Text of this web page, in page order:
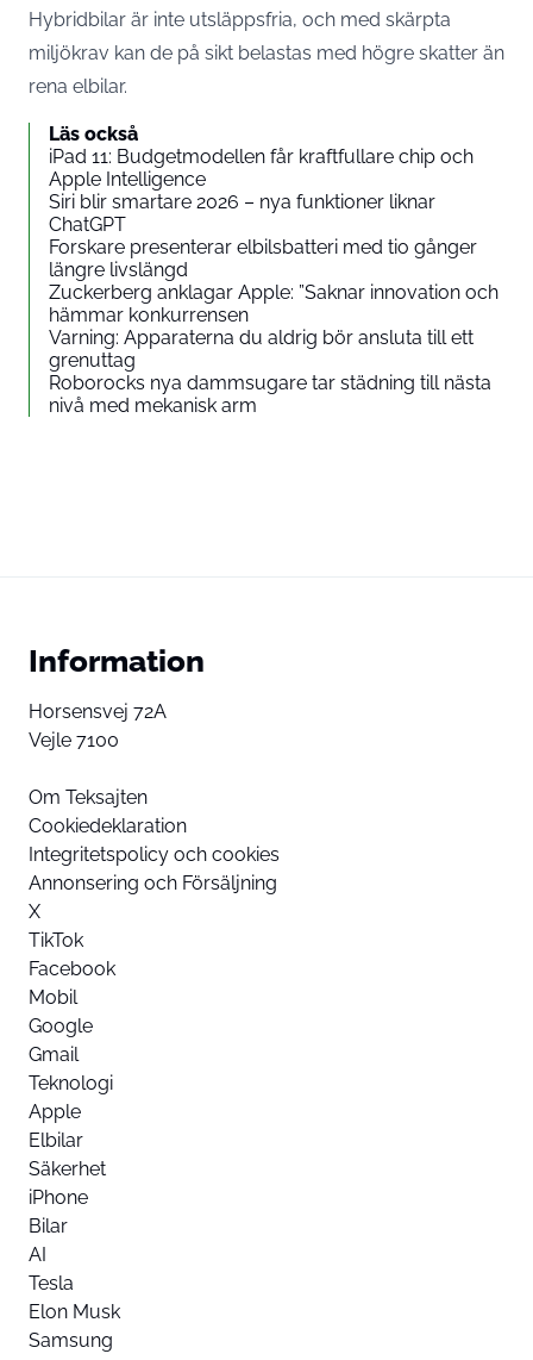
Hybridbilar är inte utsläppsfria, och med skärpta
miljökrav kan de på sikt belastas med högre skatter än
rena elbilar.
Läs också
iPad 11: Budgetmodellen får kraftfullare chip och
Apple Intelligence
Siri blir smartare 2026 – nya funktioner liknar
ChatGPT
Forskare presenterar elbilsbatteri med tio gånger
längre livslängd
Zuckerberg anklagar Apple: ”Saknar innovation och
hämmar konkurrensen
Varning: Apparaterna du aldrig bör ansluta till ett
grenuttag
Roborocks nya dammsugare tar städning till nästa
nivå med mekanisk arm
Information
Horsensvej 72A
Vejle 7100
Om Teksajten
Cookiedeklaration
Integritetspolicy och cookies
Annonsering och Försäljning
X
TikTok
Facebook
Mobil
Google
Gmail
Teknologi
Apple
Elbilar
Säkerhet
iPhone
Bilar
AI
Tesla
Elon Musk
Samsung